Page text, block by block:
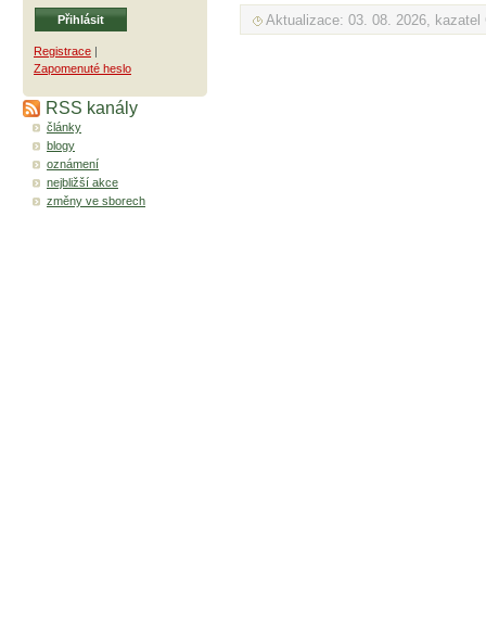
Registrace |
Zapomenuté heslo
RSS kanály
články
blogy
oznámení
nejbližší akce
změny ve sborech
Aktualizace: 03. 08. 2026, kazatel